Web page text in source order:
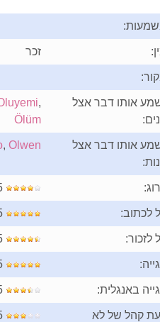
זכר
אותו דבר אצל
,
Ölüm
אותו דבר אצל
, Olwen
4/5 כוכבים
לכתוב: 5/5 כוכבים
לזכור: 4.5/5 כוכבים
5/5 כוכבים
באנגלית: 3.5/5 כוכבים
קהל של לא
3/5 כוכבים